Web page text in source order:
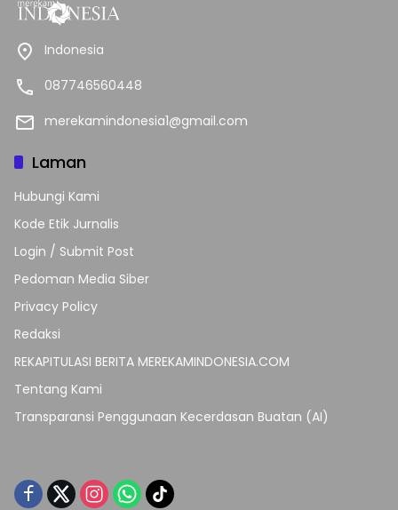
Indonesia
087746560448
merekamindonesia1@gmail.com
Laman
Hubungi Kami
Kode Etik Jurnalis
Login / Submit Post
Pedoman Media Siber
Privacy Policy
Redaksi
REKAPITULASI BERITA MEREKAMINDONESIA.COM
Tentang Kami
Transparansi Penggunaan Kecerdasan Buatan (AI)